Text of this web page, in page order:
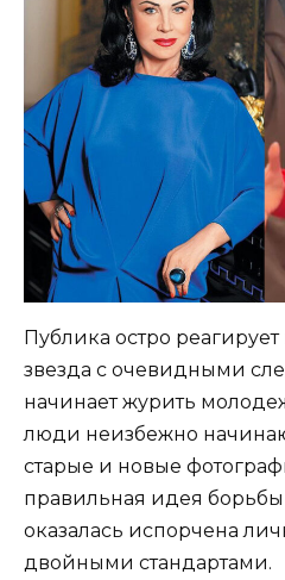
Публика остро
звезда с очевидными
начинает журить
люди неизбежно
старые и новые
правильная идея борьбы
оказалась испорчена
двойными стандартами.